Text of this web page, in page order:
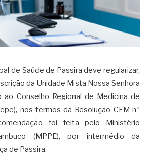
de Saúde de Passira deve regularizar,
da Unidade Mista Nossa Senhora
ao Conselho Regional de Medicina de
nos termos da Resolução CFM nº
foi feita pelo Ministério
(MPPE), por intermédio da
de Passira.